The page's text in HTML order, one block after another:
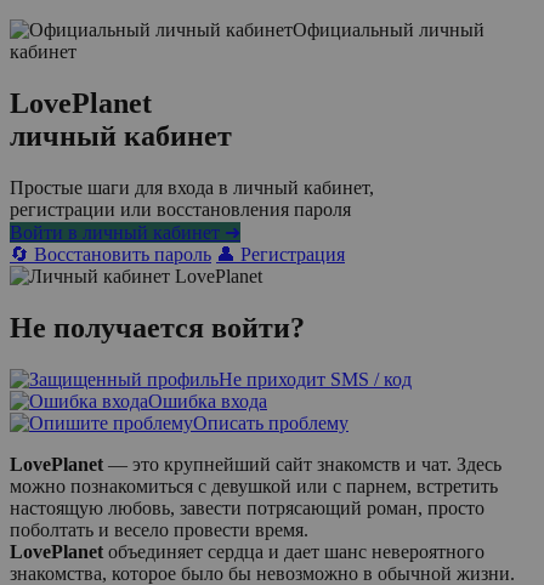
Официальный личный
кабинет
LovePlanet
личный кабинет
Простые шаги для входа в личный кабинет,
регистрации или восстановления пароля
Войти в личный кабинет ➜
🔄 Восстановить пароль 👤 Регистрация
Не получается войти?
Не приходит SMS / код
Ошибка входа
Описать проблему
LovePlanet — это крупнейший сайт знакомств и чат. Здесь
можно познакомиться с девушкой или с парнем, встретить
настоящую любовь, завести потрясающий роман, просто
поболтать и весело провести время.
LovePlanet объединяет сердца и дает шанс невероятного
знакомства, которое было бы невозможно в обычной жизни.